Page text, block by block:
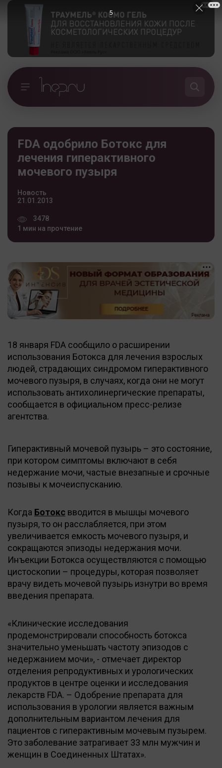
FDA одобрило Ботокс для
лечения гиперактивного
мочевого пузыря
Новость
21.01.2013
3478
1 мин на прочтение
18 января FDA сообщило о расширении
использования Ботокса для лечения взрослых
людей, страдающих синдромом гиперактивного
мочевого пузыря, в случаях, когда они не могут
использовать антихолинергические препараты,
сообщается в официальном пресс-релизе
агентства.
Гиперактивный мочевой пузырь – это состояние,
при котором симптомы включают в себя
недержание мочи, частые внезапные и срочные
позывы к мочеиспусканию.
Когда Ботокс вводится в мышцы мочевого
пузыря, то он расслабляется, при этом
увеличивается емкость мочевого пузыря, и
сокращаются эпизоды недержания мочи.
Инъекции Ботокса осуществляются с помощью
цистоскопии – процедуры, которая позволяет
врачу видеть мочевой пузырь изнутри во время
введения препарата.
«Клинические исследования
продемонстрировали способность ботокса
значительно уменьшать частоту эпизодов с
недержанием мочи», - отмечает директор
отделения репродуктивных и урологических
продуктов в центре оценки и исследования
лекарств FDA. – Одобрение препарата для
использования в урологии является важным
дополнительным вариантом лечения для
пациентов с гиперактивным мочевым пузырем.
Это заболевание затрагивает 33 млн мужчин и
женщин в Соединенных Штатах».
4